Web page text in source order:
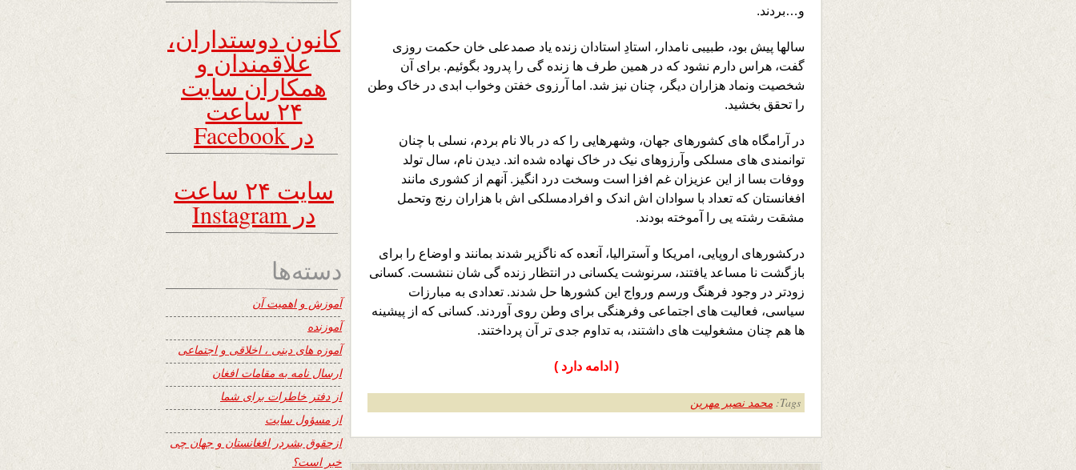
و…بردند.
سالها پیش بود، طبیبی نامدار، استادِ استادان زنده یاد صمدعلی خان حکمت روزی
گفت، هراس دارم نشود که در همین طرف ها زنده گی را پدرود بگوئیم. برای آن
شخصیت ونماد هزاران دیگر، چنان نیز شد. اما آرزوی خفتن وخواب ابدی در خاک وطن
را تحقق بخشید.
در آرامگاه های کشورهای جهان، وشهرهایی را که در بالا نام بردم، نسلی با چنان
توانمندی های مسلکی وآرزوهای نیک در خاک نهاده شده اند. دیدن نام، سال تولد
ووفات بسا از این عزیزان غم افزا است وسخت درد انگیز. آنهم از کشوری مانند
افغانستان که تعداد با سوادان اش اندک و افرادمسلکی اش با هزاران رنج وتحمل
مشقت رشته یی را آموخته بودند.
درکشورهای اروپایی، امریکا و آسترالیا، آنعده که ناگزیر شدند بمانند و اوضاع را برای
بازگشت نا مساعد یافتند، سرنوشت یکسانی در انتظار زنده گی شان ننشست. کسانی
زودتر در وجود فرهنگ ورسم ورواج این کشورها حل شدند. تعدادی به مبارزات
سیاسی، فعالیت های اجتماعی وفرهنگی برای وطن روی آوردند. کسانی که از پیشینه
ها هم چنان مشغولیت های داشتند، به تداوم جدی تر آن پرداختند.
( ادامه دارد )
Tags: محمد نصیر مهرین
کانون دوستداران،
علاقمندان و
همکاران سایت
۲۴ ساعت
در Facebook
سایت ۲۴ ساعت
در Instagram
دسته‌ها
آموزش و اهمیت آن
آموزنده
آموزه های دینی ، اخلاقی و اجتماعی
ارسال نامه به مقامات افغان
از دفتر خاطرات برای شما
از مسؤول سایت
ازحقوق بشردر افغانستان و جهان چی
خبر است؟